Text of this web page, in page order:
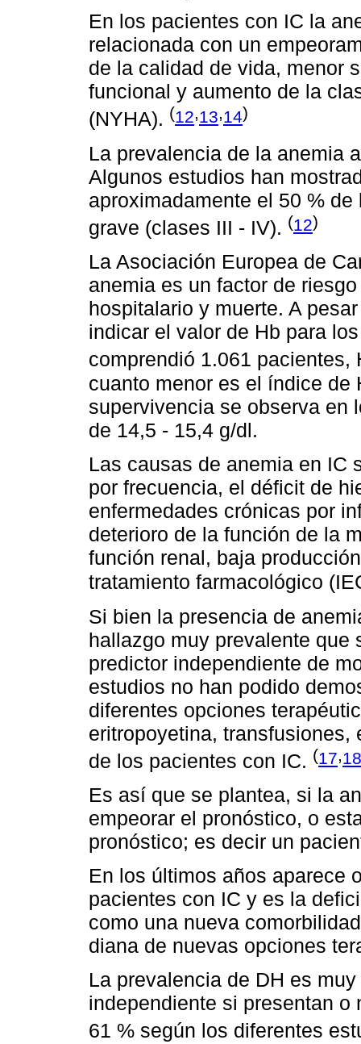
En los pacientes con IC la
relacionada con un
de la calidad de vida, menor
funcional y aumento de la
(NYHA). (12,13,14)
La prevalencia de la anemia
Algunos estudios han
aproximadamente el 50 %
grave (clases III - IV). (12)
La Asociación Europea de
anemia es un factor de
hospitalario y muerte. A
indicar el valor de Hb para
comprendió 1.061
cuanto menor es el índice de
supervivencia se observa en
de 14,5 - 15,4 g/dl.
Las causas de anemia en IC
por frecuencia, el déficit de
enfermedades crónicas por
deterioro de la función de la
función renal, baja
tratamiento farmacológico
Si bien la presencia de
hallazgo muy prevalente que
predictor independiente de
estudios no han podido
diferentes opciones
eritropoyetina, transfusiones,
de los pacientes con IC. (17 18
Es así que se plantea, si la
empeorar el pronóstico, o
pronóstico; es decir un
En los últimos años aparece
pacientes con IC y es la
como una nueva
diana de nuevas opciones
La prevalencia de DH es
independiente si presentan o
61 % según los diferentes